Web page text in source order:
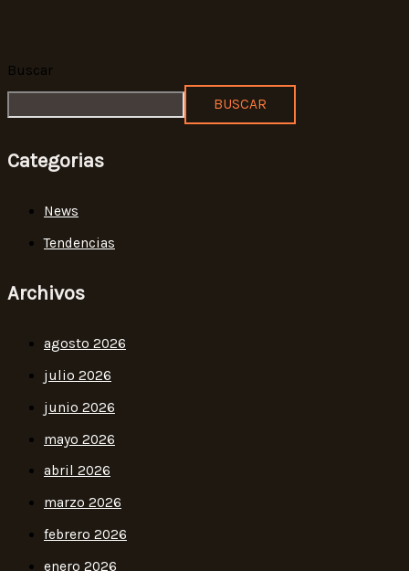
Buscar
BUSCAR
Categorias
News
Tendencias
Archivos
agosto 2026
julio 2026
junio 2026
mayo 2026
abril 2026
marzo 2026
febrero 2026
enero 2026